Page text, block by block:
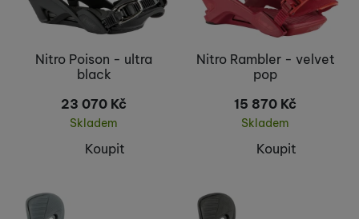
Nitro Poison - ultra
black
23 070 Kč
Skladem
Koupit
Nitro Rambler - velvet
pop
15 870 Kč
Skladem
Koupit